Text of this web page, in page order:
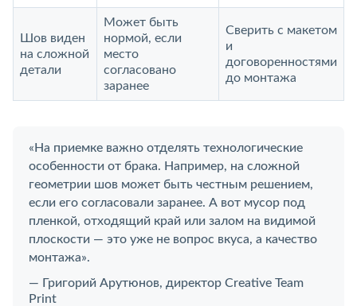
Шов виден
на сложной
детали
Может быть
нормой, если
место
согласовано
заранее
Сверить с макетом
и
договоренностями
до монтажа
«На приемке важно отделять технологические
особенности от брака. Например, на сложной
геометрии шов может быть честным решением,
если его согласовали заранее. А вот мусор под
пленкой, отходящий край или залом на видимой
плоскости — это уже не вопрос вкуса, а качество
монтажа».
— Григорий Арутюнов, директор Creative Team
Print